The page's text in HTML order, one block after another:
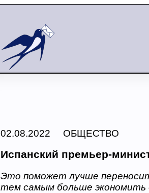
02.08.2022 ОБЩЕСТВО
Испанский премьер-
Это поможет лучше
тем самым больше экономить